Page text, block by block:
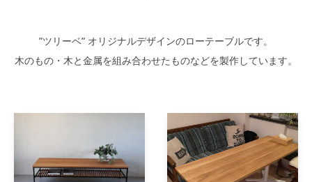
”ツリーベ” オリジナルデザインのローテーブルです。
木のもの・木と金属を組み合わせたものなどを製作しています。